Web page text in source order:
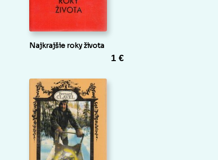
Najkrajšie roky života
1 €